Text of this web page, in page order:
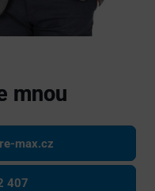
mnou
max.cz
407